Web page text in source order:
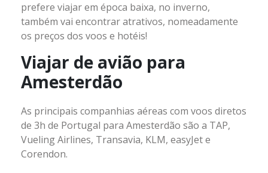
prefere viajar em época baixa, no inverno,
também vai encontrar atrativos, nomeadamente
os preços dos voos e hotéis!
Viajar de avião para
Amesterdão
As principais companhias aéreas com voos diretos
de 3h de Portugal para Amesterdão são a TAP,
Vueling Airlines, Transavia, KLM, easyJet e
Corendon.